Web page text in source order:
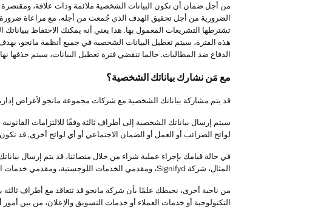
من أجل ضمان أن تكون البيانات الشخصية ملائمة وذات علاقة،
الضرورية من أجل تحقيق الهدف الذي جُمعت من أجله، مع مراعاة ضرورة
تشترطها التشريعات المعمول بها. هذا يعني أنه يمكنك الاحتفاظ
هذه الفترة، سيتم تعطيل البيانات الشخصية في جميع أنظمة مانجو،
الدفاع ضد المطالبات. حالما تنقضي فترة تعطيل البيانات، سيتم حذفها
مع مَن نشارك بياناتك الشخصية؟
قد يتم مشاركة بياناتك الشخصية مع شركات مجموعة مانجو لأغراض
سيتم إرسال بياناتك الشخصية إلى أطراف ثالثة وفقًا للالتزامات
لوائح الضرائب أو العمل أو الضمان الاجتماعي أو أي لوائح أخرى, قد تكون
في حالة قيامك بإجراء عملية شراء من خلال منصاتنا، قد يتم إرسال
المثال، شركة Signifyd، ومقدمي الخدمات اللوجستية، ومقدمي خدمات النقل وتسليم البضائع. هذه الاتصالات ضرورية للغاية لضمان تسليم طلبك.
من ناحية أخرى، نحيطك علمًا بأن شركة مانجو قد تتعاقد مع أطراف ثالثة
التكنولوجية أو خدمات العملاء أو خدمات التسويق والإعلان، من بين